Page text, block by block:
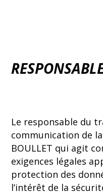
Le responsable du
communication de la
BOULLET qui agit
exigences légales
protection des
l’intérêt de la